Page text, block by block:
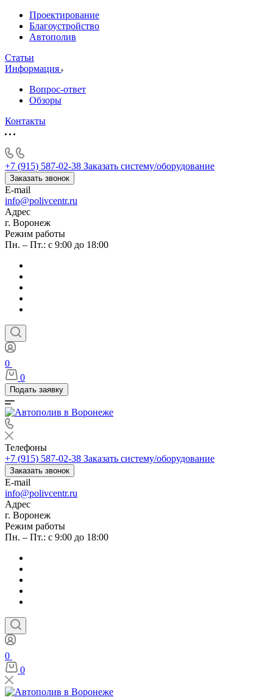
Проектирование
Благоустройство
Автополив
Статьи
Информация
Вопрос-ответ
Обзоры
Контакты
+7 (915) 587-02-38 Заказать систему/оборудование
Заказать звонок
E-mail
info@polivcentr.ru
Адрес
г. Воронеж
Режим работы
Пн. – Пт.: с 9:00 до 18:00
0
0
Подать заявку
Телефоны
+7 (915) 587-02-38 Заказать систему/оборудование
Заказать звонок
E-mail
info@polivcentr.ru
Адрес
г. Воронеж
Режим работы
Пн. – Пт.: с 9:00 до 18:00
0
0